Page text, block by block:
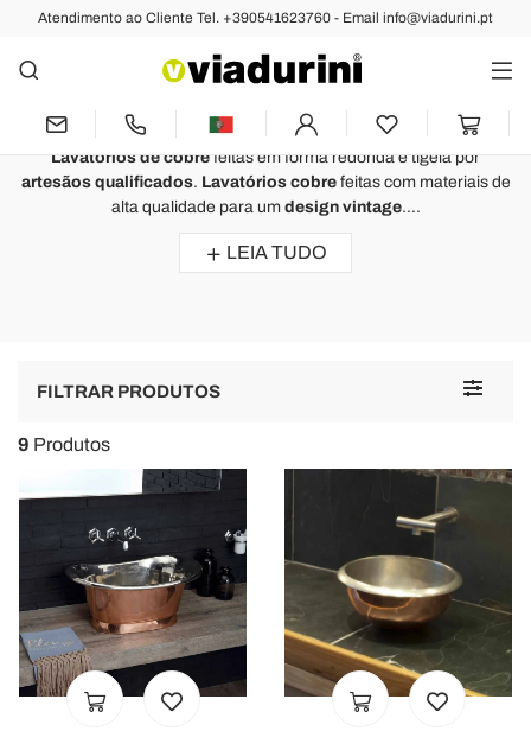
Atendimento ao Cliente Tel. +390541623760 - Email info@viadurini.pt
Lavatórios de Cobre do Design -
Feito à Mão na Itália
Lavatórios de cobrefeitas em forma redonda e tigela por
artesãos qualificados. Lavatórios cobrefeitas com materiais de
alta qualidade para umdesign vintage....
LEIA TUDO
Toggle
FILTRAR PRODUTOS
9 Produtos